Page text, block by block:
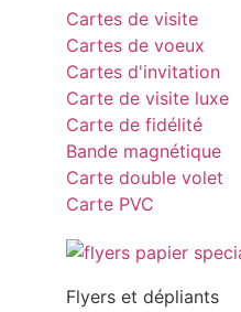
Cartes de visite
Cartes de voeux
Cartes d'invitation
Carte de visite luxe
Carte de fidélité
Bande magnétique
Carte double volet
Carte PVC
Flyers et dépliants